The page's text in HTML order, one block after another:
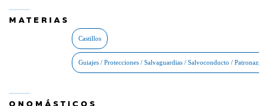
MATERIAS
ONOMÁSTICOS